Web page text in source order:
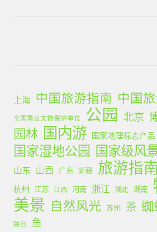
上海 中国旅游指南 中国
全国重点文物保护单位 公园 北京
园林 国内游 国家地理标志产品
国家湿地公园 国家级风
山东 山西 广东 新疆 旅游指
杭州 江苏 江西 河南 浙江 湖北 湖南
美景 自然风光 苏州 茶
陕西 鱼